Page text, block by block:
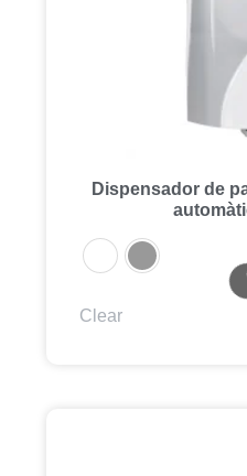
Dispensador de
Clear